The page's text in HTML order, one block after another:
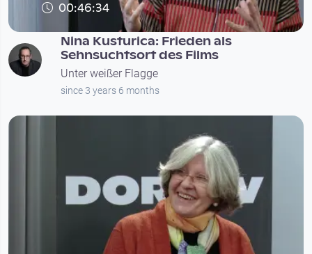
00:46:34
Nina Kusturica: Frieden als
Sehnsuchtsort des Films
Unter weißer Flagge
since 3 years 6 months